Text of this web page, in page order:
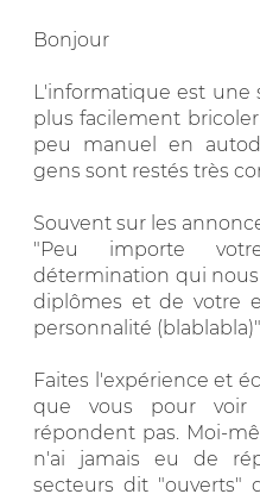
Bonjour
L'informatique est
plus facilement
peu manuel en
gens sont restés très
Souvent sur les
"Peu importe
détermination qui nous
diplômes et de votre
personnalité (blablabla)"
Faites l'expérience et
que vous pour
répondent pas. Moi-
n'ai jamais eu de
secteurs dit "ouverts"